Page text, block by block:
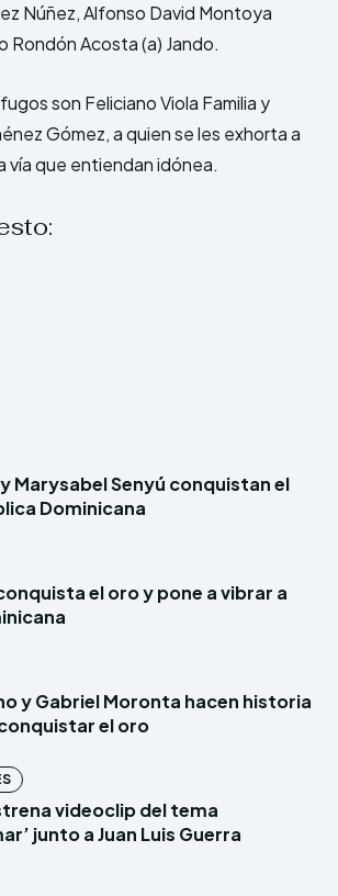
Núñez, Alfonso David Montoya
Rondón Acosta (a) Jando.
son Feliciano Viola Familia y
Gómez, a quien se les exhorta a
vía que entiendan idónea.
Marysabel Senyú conquistan el
Dominicana
el oro y pone a vibrar a
y Gabriel Moronta hacen historia
el oro
videoclip del tema
junto a Juan Luis Guerra